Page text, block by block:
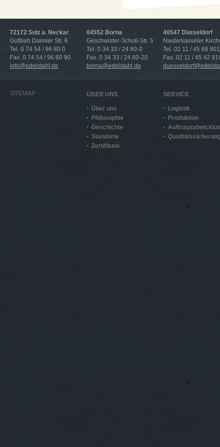
72172 Sulz a. Neckar
Gottlieb Daimler Str. 6
Tel. 0 74 54 / 96 80 0
Fax. 0 74 54 / 96 80 90
info@edelstahl.de
04552 Borna
Geschwister-Scholl-Str. 5
Tel. 0 34 33 / 24 80-0
Fax. 0 34 33 / 24 80-20
borna@edelstahl.de
40547 Düsseldorf
Niederkasseler
Tel. 02 11 / 45 88 801
Fax. 02 11 / 45 42
SITEMAP ÜBER UNS
Über uns
Philosophie
Geschichte
Standorte
Zertifikate
SERVICE
Logistik
Produktion